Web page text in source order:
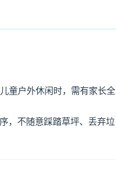
童户外休闲时，需有家长全
，不随意踩踏草坪、丢弃垃